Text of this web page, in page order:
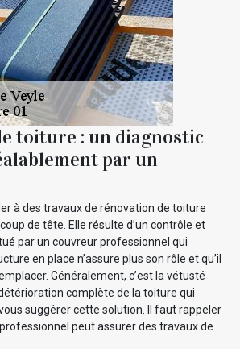
toiture : un diagnostic
par un
à des travaux de rénovation de toiture
de tête. Elle résulte d’un contrôle et
par un couvreur professionnel qui
en place n’assure plus son rôle et qu’il
Généralement, c’est la vétusté
complète de la toiture qui
suggérer cette solution. Il faut rappeler
peut assurer des travaux de